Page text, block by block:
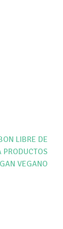
LIBRE DE
PRODUCTOS
VEGANO